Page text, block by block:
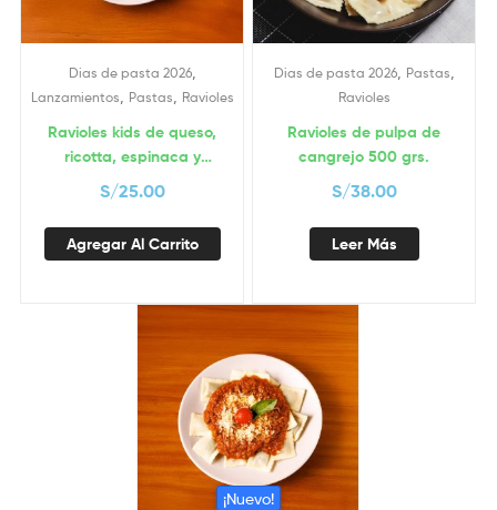
Dias de pasta 2026,
Lanzamientos Pastas Ravioles
Ravioles kids de queso,
ricotta, espinaca y
brócoli
S/25.00
Agregar Al Carrito
Dias de pasta 2026, Pastas
Ravioles
Ravioles de pulpa de
cangrejo 500 grs.
S/38.00
Leer Más
¡Nuevo!